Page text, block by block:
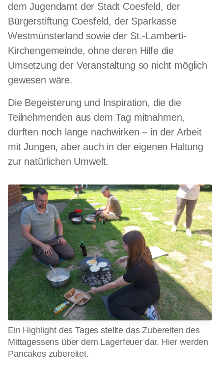
dem Jugendamt der Stadt Coesfeld, der
Bürgerstiftung Coesfeld, der Sparkasse
Westmünsterland sowie der St.-Lamberti-
Kirchengemeinde, ohne deren Hilfe die
Umsetzung der Veranstaltung so nicht möglich
gewesen wäre.
Die Begeisterung und Inspiration, die die
Teilnehmenden aus dem Tag mitnahmen,
dürften noch lange nachwirken – in der Arbeit
mit Jungen, aber auch in der eigenen Haltung
zur natürlichen Umwelt.
Ein Highlight des Tages stellte das Zubereiten des
Mittagessens über dem Lagerfeuer dar. Hier werden
Pancakes zubereitet.